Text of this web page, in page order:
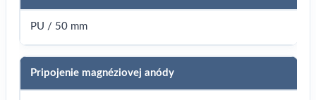
PU / 50 mm
Pripojenie magnéziovej anódy